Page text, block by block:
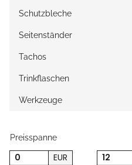
Schutzbleche
Seitenständer
Tachos
Trinkflaschen
Werkzeuge
Preisspanne
EUR